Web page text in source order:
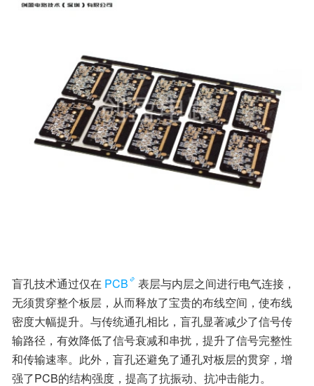
盲孔技术通过仅在 PCB
表层与内层之间进行电气连接，
无须贯穿整个板层，从而释放了宝贵的布线空间，使布线
密度大幅提升。与传统通孔相比，盲孔显著减少了信号传
输路径，有效降低了信号衰减和串扰，提升了信号完整性
和传输速率。此外，盲孔还避免了通孔对板层的贯穿，增
强了PCB的结构强度，提高了抗振动、抗冲击能力。